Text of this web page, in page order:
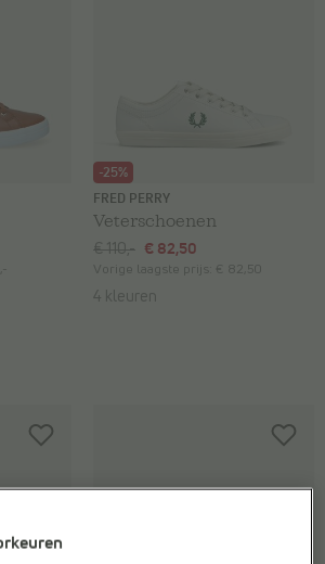
-25%
FRED PERRY
Veterschoenen
€ 110,- € 82,50
Vorige laagste prijs: € 82,50
4 kleuren